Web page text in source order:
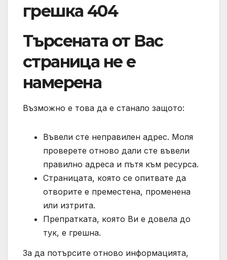
грешка 404
Търсената от Вас
страница не е
намерена
Възможно е това да е станало защото:
Въвели сте неправилен адрес. Моля
проверете отново дали сте въвели
правилно адреса и пътя към ресурса.
Страницата, която се опитвате да
отворите е преместена, променена
или изтрита.
Препратката, която Ви е довела до
тук, е грешна.
За да потърсите отново информацията,